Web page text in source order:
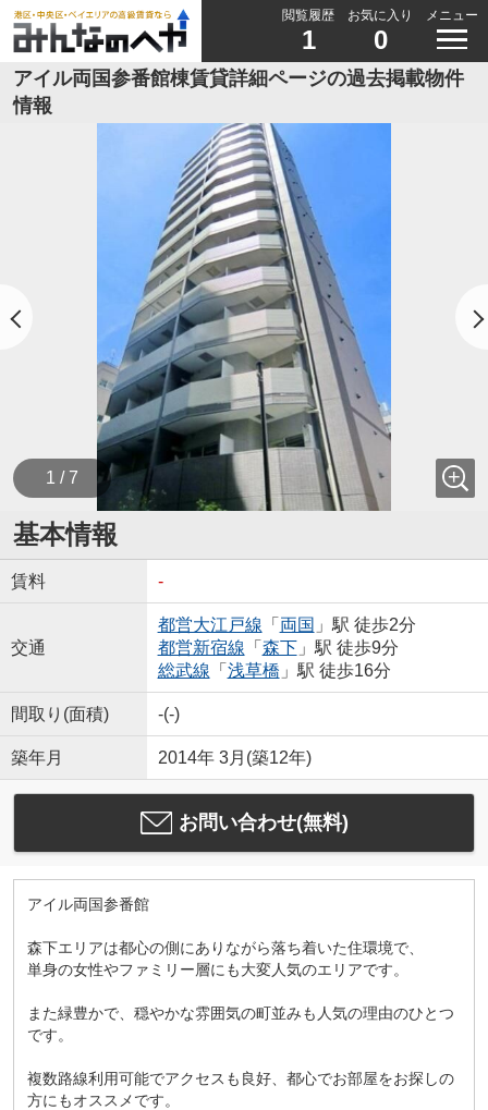
閲覧履歴
1
お気に入り
0
メニュー
アイル両国参番館棟賃貸詳細ページの過去掲載物件
情報
1 / 7
基本情報
賃料 -
交通
都営大江戸線 「 両国 」駅 徒歩2分
都営新宿線 「 森下」駅 徒歩9分
総武線 「 浅草橋 」駅 徒歩16分
間取り(面積) -(-)
築年月 2014年 3月(築12年)
お問い合わせ(無料)
アイル両国参番館
森下エリアは都心の側にありながら落ち着いた住環境で、
単身の女性やファミリー層にも大変人気のエリアです。
また緑豊かで、穏やかな雰囲気の町並みも人気の理由のひとつ
です。
複数路線利用可能でアクセスも良好、都心でお部屋をお探しの
方にもオススメです。